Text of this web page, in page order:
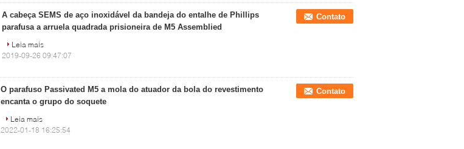
A cabeça SEMS de aço inoxidável da bandeja do entalhe de Phillips
parafusa a arruela quadrada prisioneira de M5 Assemblied
Contato
Leia mais
2019-09-26 09:47:07
O parafuso Passivated M5 a mola do atuador da bola do revestimento
encanta o grupo do soquete
Contato
Leia mais
2022-01-18 16:25:54